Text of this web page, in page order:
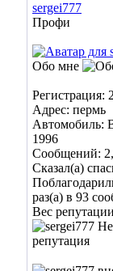
sergei777
Профи
Обо мне
Регистрация:
Адрес: пермь
Автомобиль:
1996
Сообщений:
Сказал(а)
раз(а) в 93
Вес